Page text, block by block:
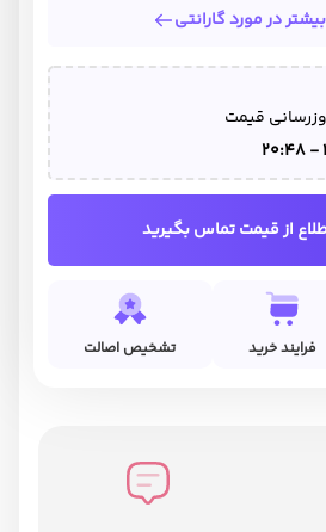
در مورد گارانتی
قیمت
از قیمت تماس بگیرید
فرایند خرید تشخیص اصالت